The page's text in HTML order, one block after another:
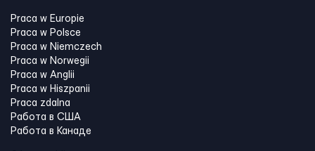
Praca w Europie
Praca w Polsce
Praca w Niemczech
Praca w Norwegii
Praca w Anglii
Praca w Hiszpanii
Praca zdalna
Работа в США
Работа в Канадe